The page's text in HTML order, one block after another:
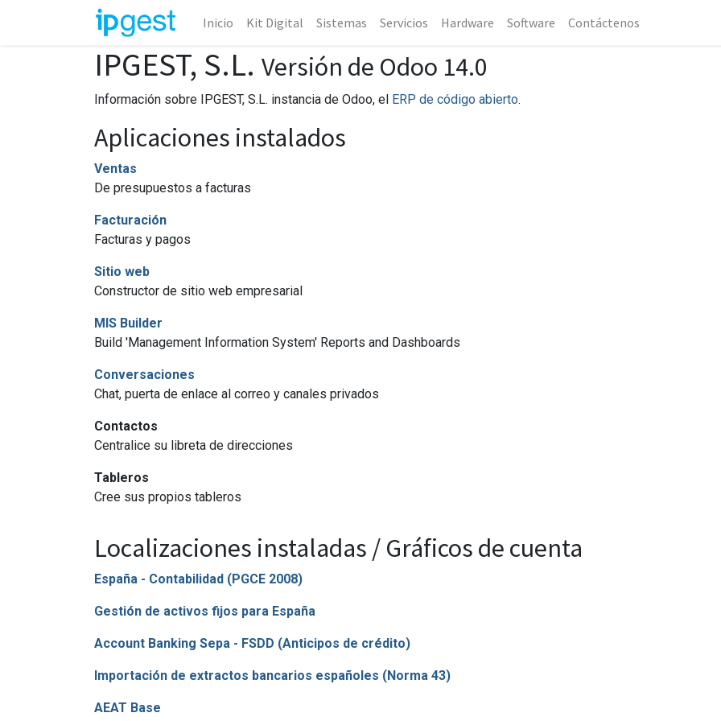
Inicio Kit Digital Sistemas Servicios Hardware Software Contáctenos
IPGEST, S.L. Versión de Odoo 14.0
Información sobre IPGEST, S.L. instancia de Odoo, el ERP de código abierto.
Aplicaciones instalados
Ventas
De presupuestos a facturas
Facturación
Facturas y pagos
Sitio web
Constructor de sitio web empresarial
MIS Builder
Build 'Management Information System' Reports and Dashboards
Conversaciones
Chat, puerta de enlace al correo y canales privados
Contactos
Centralice su libreta de direcciones
Tableros
Cree sus propios tableros
Localizaciones instaladas / Gráficos de cuenta
España - Contabilidad (PGCE 2008)
Gestión de activos fijos para España
Account Banking Sepa - FSDD (Anticipos de crédito)
Importación de extractos bancarios españoles (Norma 43)
AEAT Base